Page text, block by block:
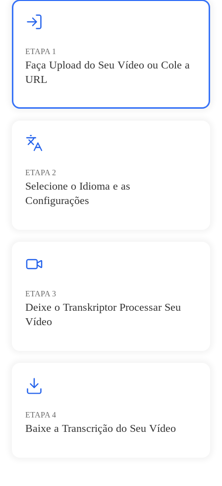
ETAPA 1
Faça Upload do Seu Vídeo ou Cole a
URL
ETAPA 2
Selecione o Idioma e as
Configurações
ETAPA 3
Deixe o Transkriptor Processar Seu
Vídeo
ETAPA 4
Baixe a Transcrição do Seu Vídeo